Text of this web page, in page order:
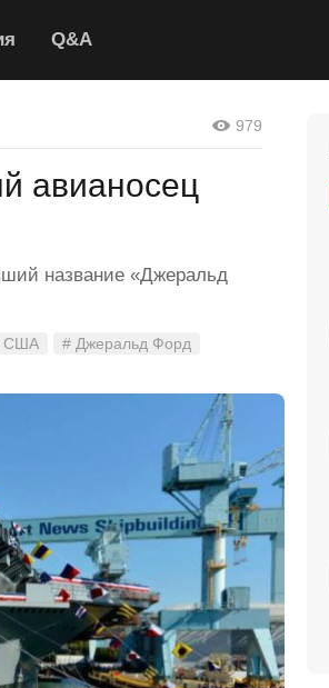
Q&A
979
авианосец
название «Джеральд
США
# Джеральд Форд